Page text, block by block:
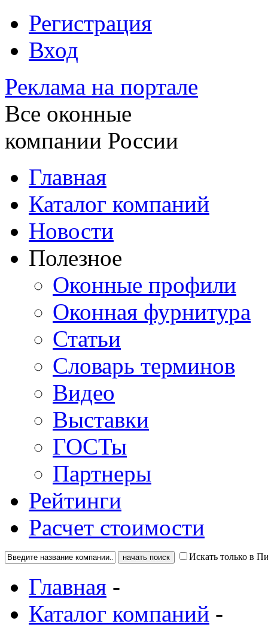
Регистрация
Вход
Реклама на портале
Все оконные
компании России
Главная
Каталог компаний
Новости
Полезное
Оконные профили
Оконная фурнитура
Статьи
Словарь терминов
Видео
Выставки
ГОСТы
Партнеры
Рейтинги
Расчет стоимости
Искать только в
Главная -
Каталог компаний -